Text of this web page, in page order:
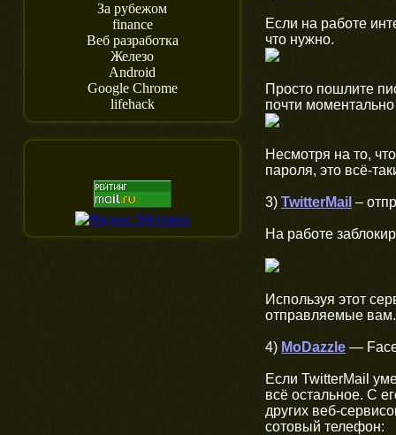
За рубежом
finance
Веб разработка
Железо
Android
Google Chrome
lifehack
Если на работе
что нужно.
Просто пошлите
почти
Несмотря на то,
пароля, это всё-
3) TwitterMail –
На работе
Используя этот
отправляемые вам.
4) MoDazzle —
Если TwitterMail
всё остальное. С
других веб-
сотовый телефон: